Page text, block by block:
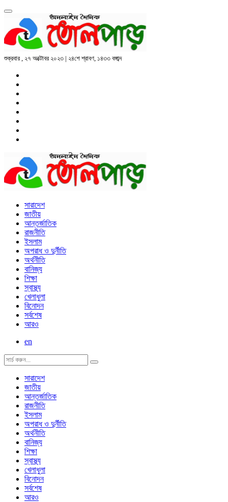
শুক্রবার , ২৭ অক্টোবর ২০২৩ | ২৪শে শ্রাবণ, ১৪৩৩ বঙ্গাব্দ
সারাদেশ
জাতীয়
আন্তর্জাতিক
রাজনীতি
ইসলাম
অপরাধ ও দুর্নীতি
অর্থনীতি
বানিজ্য
শিক্ষা
স্বাস্থ্য
খেলাধুলা
বিনোদন
সর্বশেষ
আরও
en
সারাদেশ
জাতীয়
আন্তর্জাতিক
রাজনীতি
ইসলাম
অপরাধ ও দুর্নীতি
অর্থনীতি
বানিজ্য
শিক্ষা
স্বাস্থ্য
খেলাধুলা
বিনোদন
সর্বশেষ
আরও